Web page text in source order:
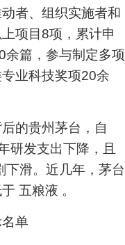
者、组织实施者和
项目8项，累计申
余篇，参与制定多项
业科技奖项20余
的贵州茅台，自
研发支出下降，且
滑。近几年，茅台
五粮液 。
单